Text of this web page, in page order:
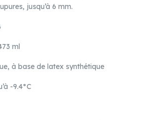
jusqu’à 6 mm.
ml
à base de latex synthétique
-9.4°C